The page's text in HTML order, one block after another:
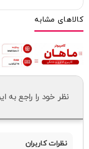
کالاهای مشابه
نظر خود را راجع به
نظرات کاربران